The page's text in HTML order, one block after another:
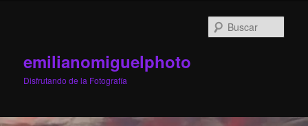
emilianomiguelphoto
Disfrutando de la Fotografía